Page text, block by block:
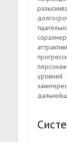
уровней